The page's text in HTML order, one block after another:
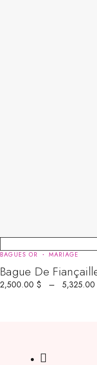
BAGUES OR MARIAGE
Bague De
2,500.00 $ – 5,325.00